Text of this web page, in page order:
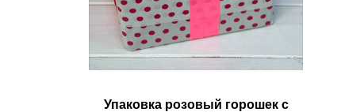
Упаковка розовый горошек с